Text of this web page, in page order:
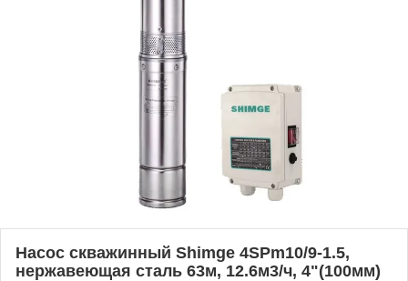
Насос скважинный Shimge 4SPm10/9-1.5,
нержавеющая сталь 63м, 12.6м3/ч, 4"(100мм)